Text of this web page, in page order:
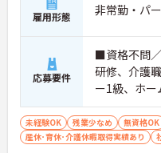
雇用形態 非常勤・パ
応募要件
■資格不問
研修、介護
ー1級、ホ
をお持ちの
介護職員初
を無料で取
未経験OK 残業少なめ 無資格OK
産休･育休･介護休暇取得実績あり